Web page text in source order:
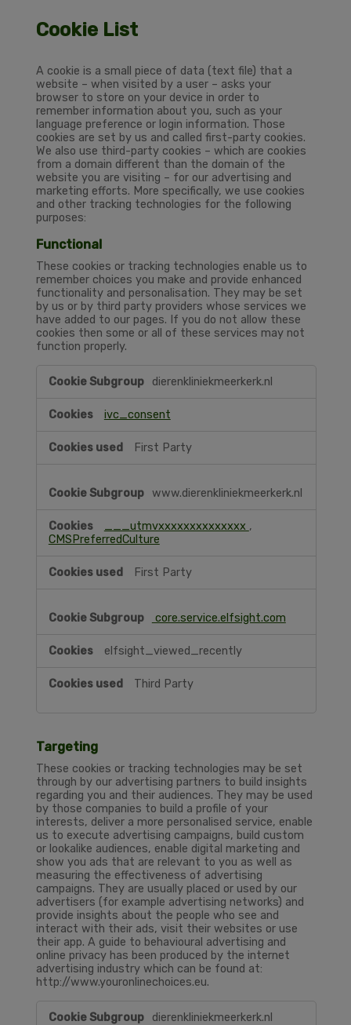
Cookie List
A cookie is a small piece of data (text file) that a
website – when visited by a user – asks your
browser to store on your device in order to
remember information about you, such as your
language preference or login information. Those
cookies are set by us and called first-party cookies.
We also use third-party cookies – which are cookies
from a domain different than the domain of the
website you are visiting – for our advertising and
marketing efforts. More specifically, we use cookies
and other tracking technologies for the following
purposes:
Functional
These cookies or tracking technologies enable us to
remember choices you make and provide enhanced
functionality and personalisation. They may be set
by us or by third party providers whose services we
have added to our pages. If you do not allow these
cookies then some or all of these services may not
function properly.
dierenkliniekmeerkerk.nl
ivc_consent
First Party
www.dierenkliniekmeerkerk.nl
___utmvxxxxxxxxxxxxxx ,
CMSPreferredCulture
First Party
core.service.elfsight.com
elfsight_viewed_recently
Third Party
Targeting
These cookies or tracking technologies may be set
through by our advertising partners to build insights
regarding you and their audiences. They may be used
by those companies to build a profile of your
interests, deliver a more personalised service, enable
us to execute advertising campaigns, build custom
or lookalike audiences, enable digital marketing and
show you ads that are relevant to you as well as
measuring the effectiveness of advertising
campaigns. They are usually placed or used by our
advertisers (for example advertising networks) and
provide insights about the people who see and
interact with their ads, visit their websites or use
their app. A guide to behavioural advertising and
online privacy has been produced by the internet
advertising industry which can be found at:
http://www.youronlinechoices.eu.
dierenkliniekmeerkerk.nl